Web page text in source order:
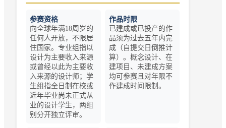
参赛资格
向全球年满18周岁的
任何人开放，不限居
住国家。专业组指以
设计为主要收入来源
或曾经以此为主要收
入来源的设计师；学
生组指全日制在校或
近年毕业尚未正式从
业的设计学生，两组
别分开独立评审。
作品时限
已建成或已投产的作
品须为过去五年内完
成（自提交日倒推计
算）。概念设计、在
建项目、未建成方案
均可参赛且对年限不
作建成时间限制。